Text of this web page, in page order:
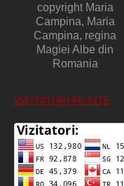
copyright Maria
Campina, Maria
Campina, regina
Magiei Albe din
Romania
VIZITATORI PE SITE